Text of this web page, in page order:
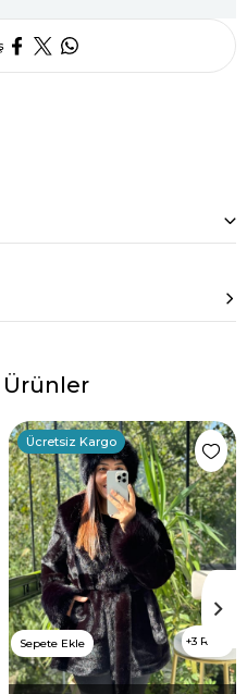
Ürünler
3 Renk
Sepete Ekle
Ücretsiz Kargo